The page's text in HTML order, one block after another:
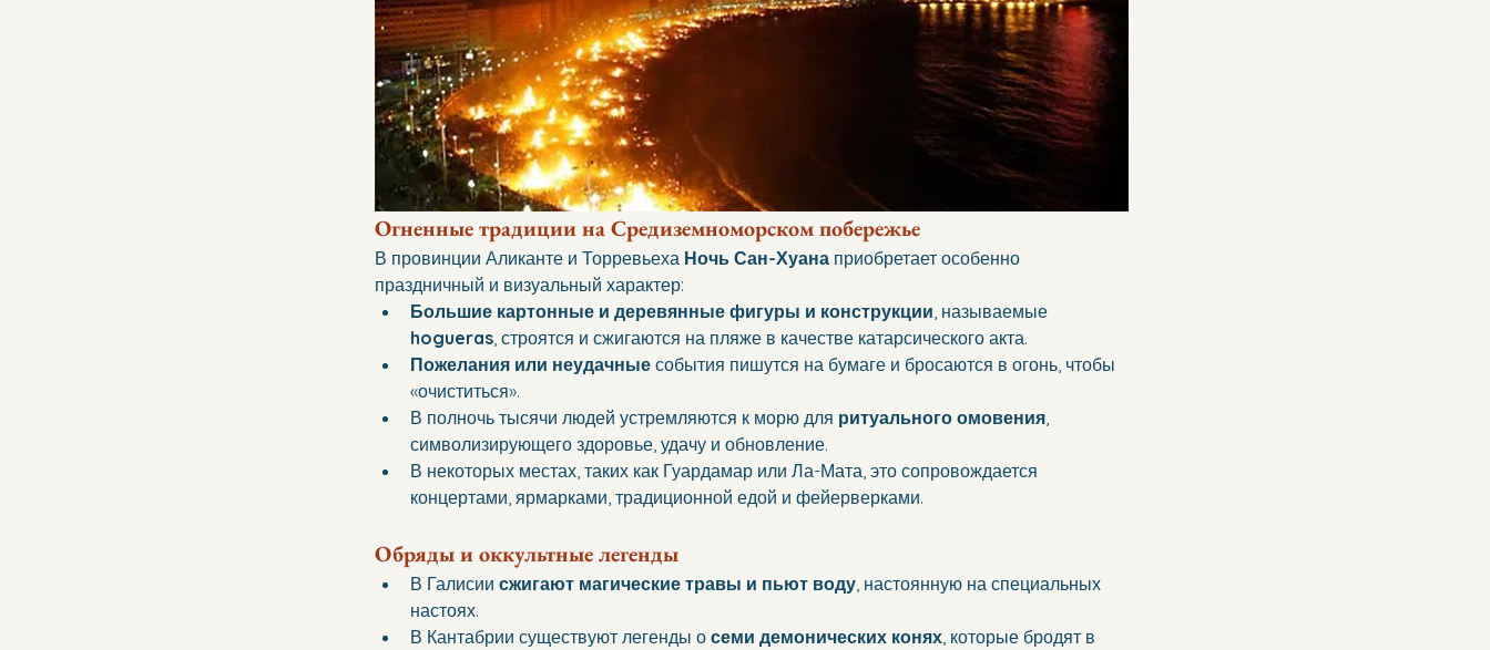
Огненные традиции на Средиземноморском побережье
В провинции Аликанте и Торревьеха Ночь Сан-Хуана приобретает особенно
праздничный и визуальный характер:
Большие картонные и деревянные фигуры и конструкции, называемые
hogueras, строятся и сжигаются на пляже в качестве катарсического акта.
Пожелания или неудачные события пишутся на бумаге и бросаются в огонь, чтобы
«очиститься».
В полночь тысячи людей устремляются к морю для ритуального омовения,
символизирующего здоровье, удачу и обновление.
В некоторых местах, таких как Гуардамар или Ла-Мата, это сопровождается
концертами, ярмарками, традиционной едой и фейерверками.
Обряды и оккультные легенды
В Галисии сжигают магические травы и пьют воду, настоянную на специальных
настоях.
В Кантабрии существуют легенды о семи демонических конях, которые бродят в